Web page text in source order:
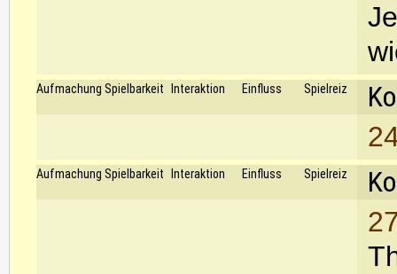
Aufmachung Spielbarkeit Interaktion Einfluss Spielreiz
Aufmachung Spielbarkeit Interaktion Einfluss Spielreiz